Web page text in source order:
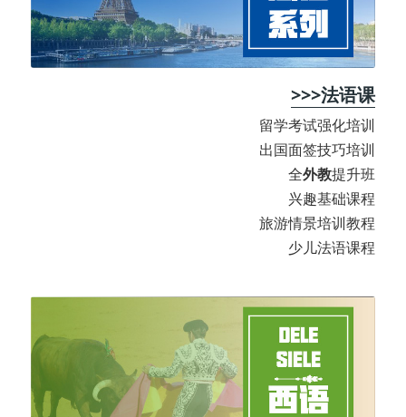
>>>法语课
留学考试强化培训
出国面签技巧培训
全外教提升班
兴趣基础课程
旅游情景培训教程
少儿法语课程